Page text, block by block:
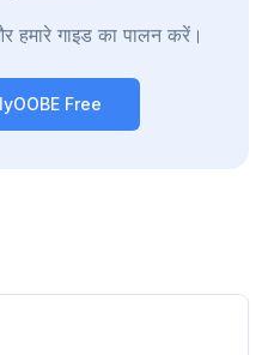
गाइड का पालन करें।
Free
all.